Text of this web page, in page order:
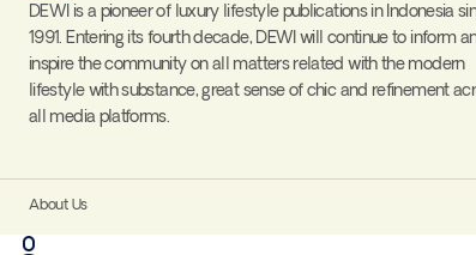
DEWI is a pioneer of luxury lifestyle publications in Indonesia
1991. Entering its fourth decade, DEWI will continue to inform
inspire the community on all matters related with the modern
lifestyle with substance, great sense of chic and refinement
all media platforms.
About Us